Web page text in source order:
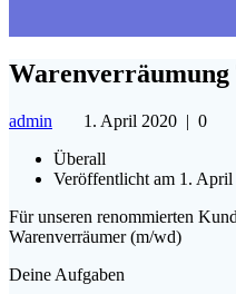
admin 1. April 2020 | 0
Überall
Veröffentlicht am 1. April
Für unseren renommierten
Warenverräumer (m/wd)
Deine Aufgaben